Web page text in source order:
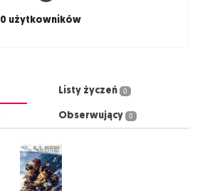
0 użytkowników
Listy życzeń 0
Obserwujący 0